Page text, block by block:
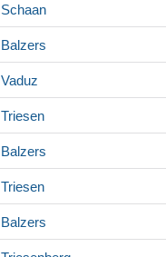
Schaan
Balzers
Vaduz
Triesen
Balzers
Triesen
Balzers